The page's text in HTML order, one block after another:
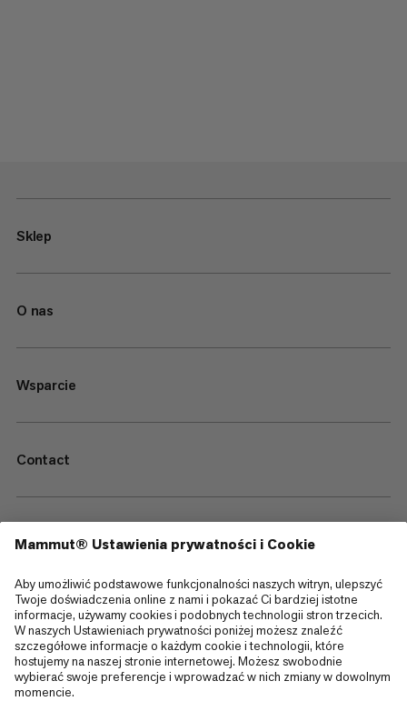
Sklep
O nas
Wsparcie
Contact
—
Sitemap